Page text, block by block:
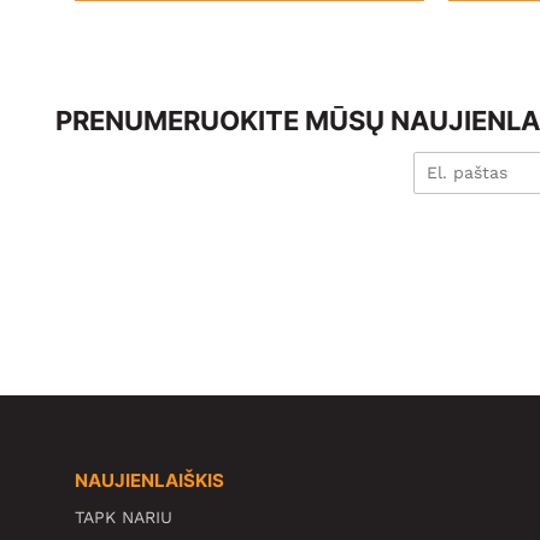
PRENUMERUOKITE MŪSŲ
NAUJIENLAIŠKIS
TAPK NARIU